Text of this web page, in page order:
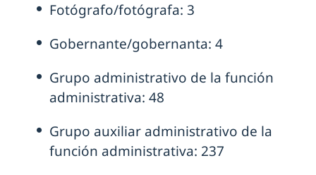
Fotógrafo/fotógrafa: 3
Gobernante/gobernanta: 4
Grupo administrativo de la función
administrativa: 48
Grupo auxiliar administrativo de la
función administrativa: 237